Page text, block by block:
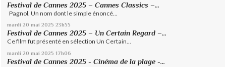
Festival de Cannes 2025 – Cannes Classics –...
Pagnol. Un nom dont le simple énoncé...
mardi 20 mai 2025 23h55
Festival de Cannes 2025 – Un Certain Regard –...
Ce film fut présenté en sélection Un Certain...
mardi 20 mai 2025 17h06
Festival de Cannes 2025 - Cinéma de la plage -...